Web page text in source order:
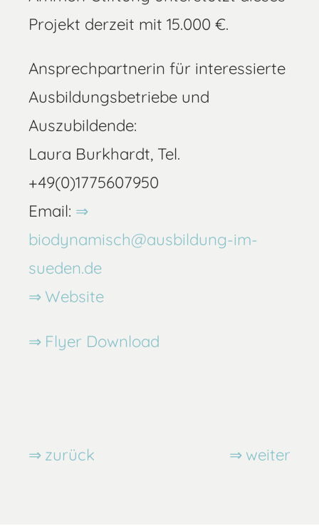
Projekt derzeit mit 15.000 €.
Ansprechpartnerin für interessierte
Ausbildungsbetriebe und
Auszubildende:
Laura Burkhardt, Tel.
+49(0)1775607950
Email:
biodynamisch@ausbildung-im-
sueden.de
Website
Flyer Download
zurück weiter